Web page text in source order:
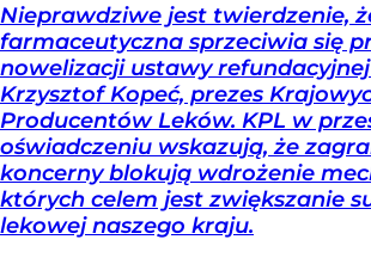
Nieprawdziwe jest twierdzenie,
farmaceutyczna sprzeciwia się
nowelizacji ustawy
Krzysztof Kopeć, prezes
Producentów Leków. KPL w
oświadczeniu wskazują, że
koncerny blokują wdrożenie
których celem jest zwiększanie
lekowej naszego kraju.